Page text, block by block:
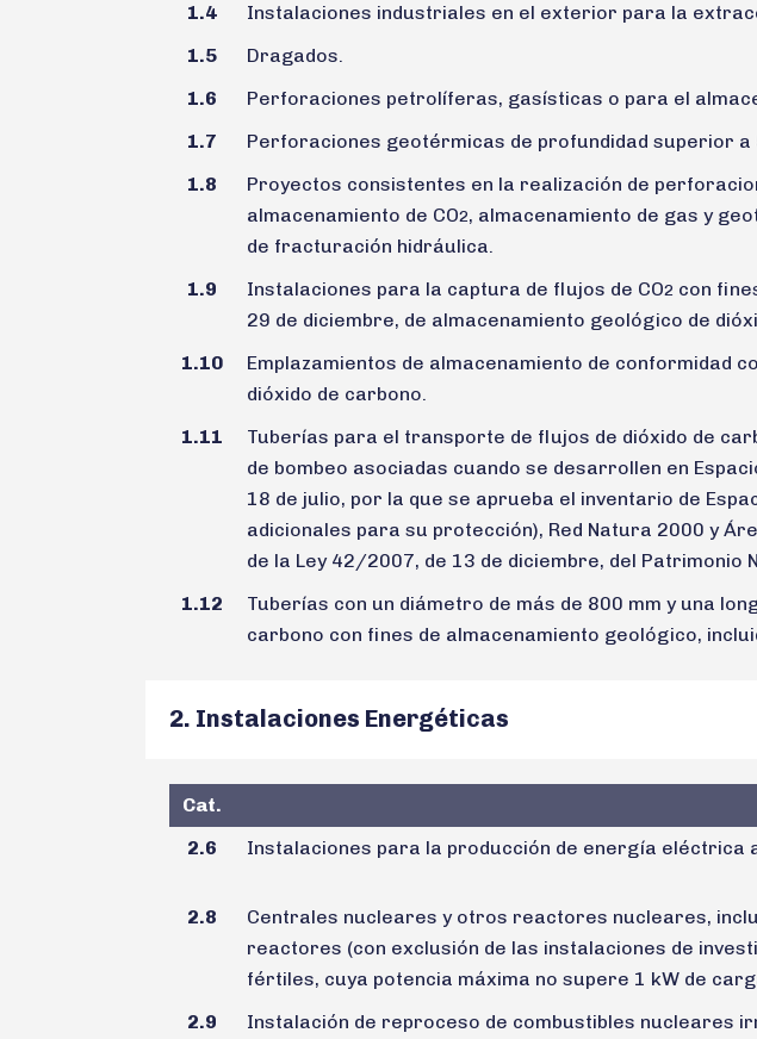
1.4
Instalaciones industriales en el exterior para la
1.5
Dragados.
1.6
Perforaciones petrolíferas, gasísticas o para el
1.7
Perforaciones geotérmicas de profundidad superior
1.8
Proyectos consistentes en la realización de
almacenamiento de CO2, almacenamiento de gas y
de fracturación hidráulica.
1.9
Instalaciones para la captura de flujos de CO2 con
29 de diciembre, de almacenamiento geológico de
1.10
Emplazamientos de almacenamiento de conformidad
dióxido de carbono.
1.11
Tuberías para el transporte de flujos de dióxido de
de bombeo asociadas cuando se desarrollen en
18 de julio, por la que se aprueba el inventario de
adicionales para su protección), Red Natura 2000 y
de la Ley 42/2007, de 13 de diciembre, del Patrimonio
1.12
Tuberías con un diámetro de más de 800 mm y una
carbono con fines de almacenamiento geológico,
2. Instalaciones Energéticas
Cat.
2.6
Instalaciones para la producción de energía eléctrica
2.8
Centrales nucleares y otros reactores nucleares,
reactores (con exclusión de las instalaciones de
fértiles, cuya potencia máxima no supere 1 kW de
2.9
Instalación de reproceso de combustibles nucleares